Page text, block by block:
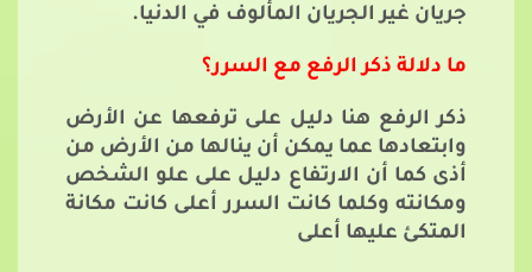
جريان غير الجريان المألوف في الدنيا.
ما دلالة ذكر الرفع مع السرر؟
ذكر الرفع هنا دليل على ترفعها عن الأرض
وابتعادها عما يمكن أن ينالها من الأرض من
أذى كما أن الارتفاع دليل على علو الشخص
ومكانته وكلما كانت السرر أعلى كانت مكانة
المتكئ عليها أعلى